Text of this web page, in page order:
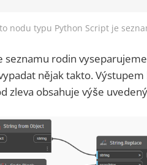
nodu typu Python Script je
seznamu rodin
nějak takto.
zleva obsahuje výše